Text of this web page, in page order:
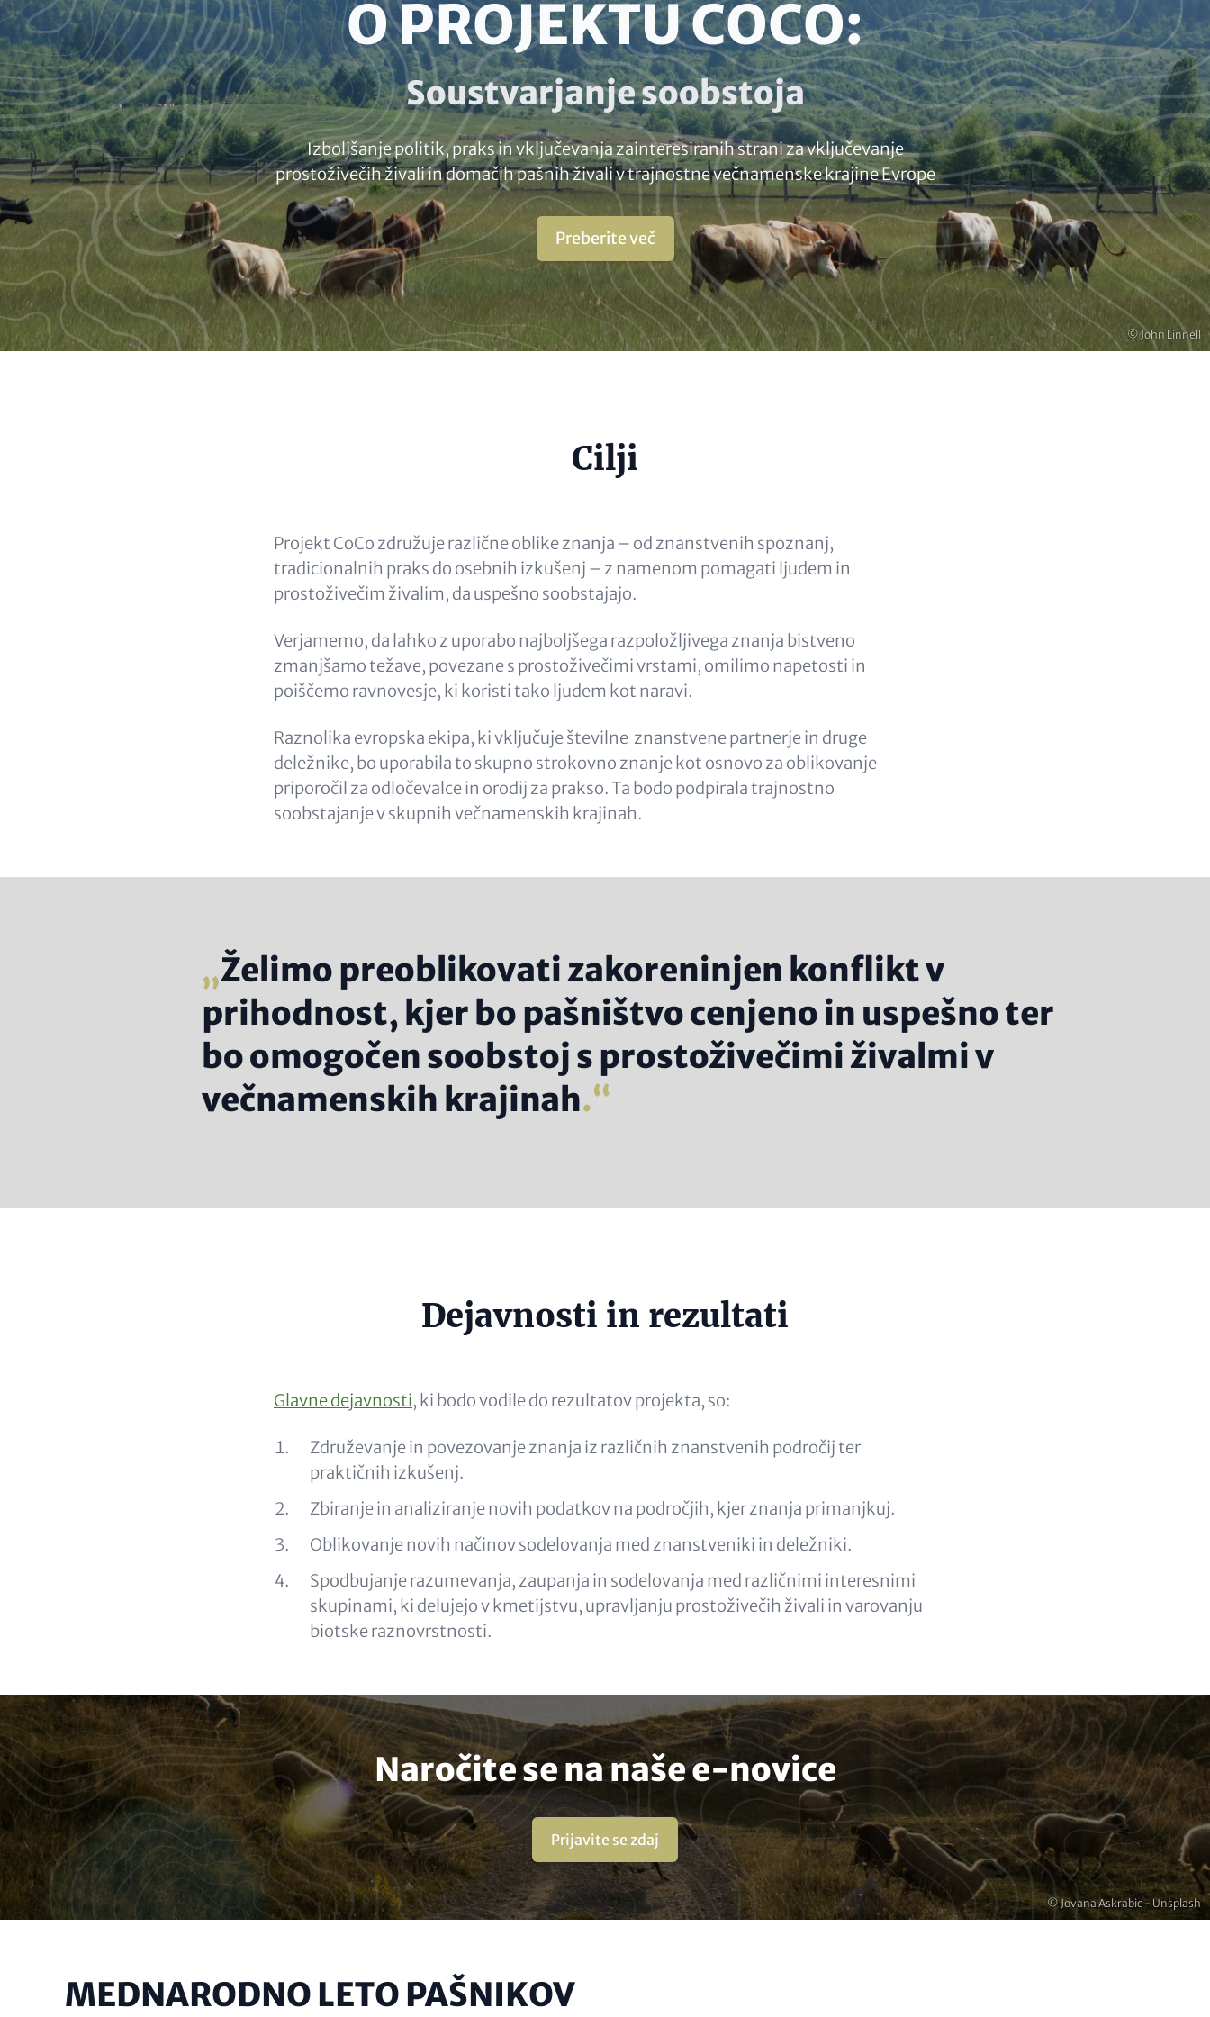
Copyright
© John Linnell
HEADLINE
(OPTIONAL)
O PROJEKTU COCO:
Subline
(optional)
Soustvarjanje soobstoja
Izboljšanje politik, praks in vključevanja zainteresiranih strani za vključevanje
prostoživečih živali in domačih pašnih živali v trajnostne večnamenske krajine Evrope
Buttons Preberite več
Cilji
Content
Projekt CoCo združuje različne oblike znanja – od znanstvenih spoznanj,
tradicionalnih praks do osebnih izkušenj – z namenom pomagati ljudem in
prostoživečim živalim, da uspešno soobstajajo.
Verjamemo, da lahko z uporabo najboljšega razpoložljivega znanja bistveno
zmanjšamo težave, povezane s prostoživečimi vrstami, omilimo napetosti in
poiščemo ravnovesje, ki koristi tako ljudem kot naravi.
Raznolika evropska ekipa, ki vključuje številne znanstvene partnerje in druge
deležnike, bo uporabila to skupno strokovno znanje kot osnovo za oblikovanje
priporočil za odločevalce in orodij za prakso. Ta bodo podpirala trajnostno
soobstajanje v skupnih večnamenskih krajinah.
Želimo preoblikovati zakoreninjen konflikt v
prihodnost, kjer bo pašništvo cenjeno in uspešno ter
bo omogočen soobstoj s prostoživečimi živalmi v
večnamenskih krajinah.
Dejavnosti in rezultati
Content
Glavne dejavnosti, ki bodo vodile do rezultatov projekta, so:
Združevanje in povezovanje znanja iz različnih znanstvenih področij ter
praktičnih izkušenj.
Zbiranje in analiziranje novih podatkov na področjih, kjer znanja primanjkuj.
Oblikovanje novih načinov sodelovanja med znanstveniki in deležniki.
Spodbujanje razumevanja, zaupanja in sodelovanja med različnimi interesnimi
skupinami, ki delujejo v kmetijstvu, upravljanju prostoživečih živali in varovanju
biotske raznovrstnosti.
Naročite se na naše e-novice
Prijavite se zdaj
Copyright
© Jovana Askrabic - Unsplash
MEDNARODNO LETO PAŠNIKOV